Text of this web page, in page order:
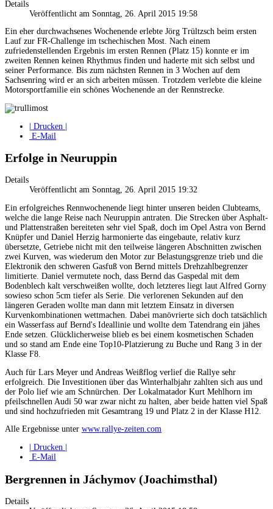
Details
Veröffentlicht am Sonntag, 26. April 2015 19:58
Ein eher durchwachsenes Wochenende erlebte Jörg Trültzsch beim ersten
Lauf zur FR-Challenge im tschechischen Most. Nach einem
zufriedenstellenden Ergebnis im ersten Rennen (Platz 15) konnte er im
zweiten Rennen keinen Rhythmus finden und haderte mit sich selbst und
seiner Performance. Bis zum nächsten Rennen in 3 Wochen auf dem
Sachsenring wird er an sich arbeiten müssen. Trotzdem verlebte die kleine
Motorsportfamilie ein schönes Wochenende an der Rennstrecke.
| Drucken |
E-Mail
Erfolge in Neuruppin
Details
Veröffentlicht am Sonntag, 26. April 2015 19:32
Ein erfolgreiches Rennwochenende liegt hinter unseren beiden Clubteams,
welche die lange Reise nach Neuruppin antraten. Die Strecken über Asphalt-
und Plattenstraßen bereiteten sehr viel Spaß, doch im Opel Astra von Bernd
Knüpfer und Daniel Herzig harmonierte das eingebaute, relativ kurz
übersetzte, Getriebe nicht mit den teilweise längeren Abschnitten zwischen
zwei Kurven, was wiederum den Motor zur Belastungsgrenze trieb und die
Elektronik den schweren Gasfuß von Bernd mittels Drehzahlbegrenzer
limitierte. Daniel vermutete noch, dass Bernd das Gaspedal mit dem
Bodenblech kalt verschweißen wollte, doch letzteres liegt laut Alfred Gorny
sowieso schon 5cm tiefer als Serie. Die verlorenen Sekunden auf den
längeren Geraden wollte man dann mit letztem Einsatz in diversen
Kurvenkombinationen wettmachen. Dabei manövrierte sich doch tatsächlich
ein Wasserfass auf Bernd's Ideallinie und wollte dem Tatendrang ein jähes
Ende setzen. Glücklicherweise blieb es bei einem kosmetischen Schaden
und so stand am Ende eine Top10-Platzierung zu Buche und Rang 3 in der
Klasse F8.
Auch für Lars Meyer und Andreas Weißflog verlief die Rallye sehr
erfolgreich. Die Investitionen über das Winterhalbjahr zahlten sich aus und
der Polo lief wie am Schnürchen. Der Lokalmatador Kurt Mehlhorn im
pfeilschnellen Audi 50 war zwar nicht zu halten, aber beide hatten viel Spaß
und sind hochzufrieden mit Gesamtrang 19 und Platz 2 in der Klasse H12.
Alle Ergebnisse unter www.rallye-zeiten.com
| Drucken |
E-Mail
Bergrennen in Jáchymov (Joachimsthal)
Details